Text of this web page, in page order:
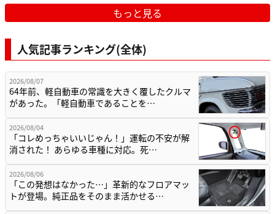
もっと見る
人気記事ランキング(全体)
2026/08/07
64年前、軽自動車の常識を大きく覆したクルマ
があった。「軽自動車であることを…
2026/08/04
「コレめっちゃいいじゃん！」運転の不安が解
消された！ あらゆる車種に対応。死…
2026/08/06
「この発想はなかった…」革新的なフロアマッ
トが登場。純正品をそのまま活かせる…